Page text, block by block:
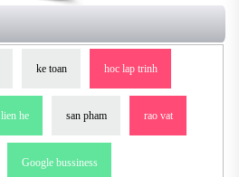
ke toan hoc lap trinh
lien he san pham rao vat
Google bussiness